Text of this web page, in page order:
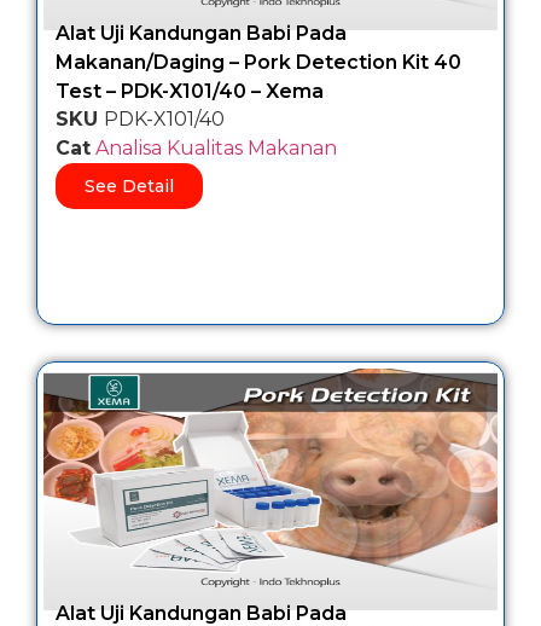
Alat Uji Kandungan Babi Pada
Makanan/Daging – Pork Detection Kit 40
Test – PDK-X101/40 – Xema
SKU PDK-X101/40
Cat Analisa Kualitas Makanan
See Detail
Alat Uji Kandungan Babi Pada